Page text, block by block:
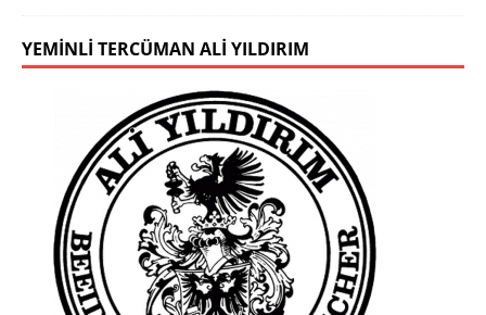
YEMINLI TERCÜMAN ALI YILDIRIM